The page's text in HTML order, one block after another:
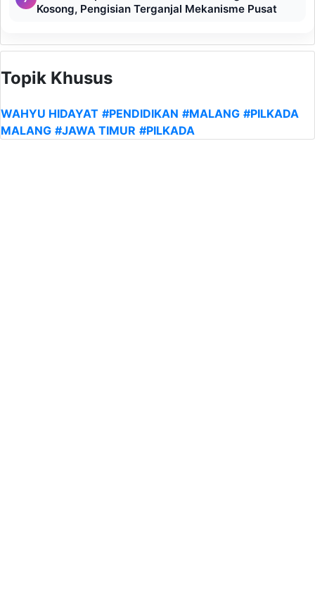
Kosong, Pengisian Terganjal Mekanisme Pusat
Topik Khusus
WAHYU HIDAYAT #PENDIDIKAN #MALANG #PILKADA
MALANG #JAWA TIMUR #PILKADA